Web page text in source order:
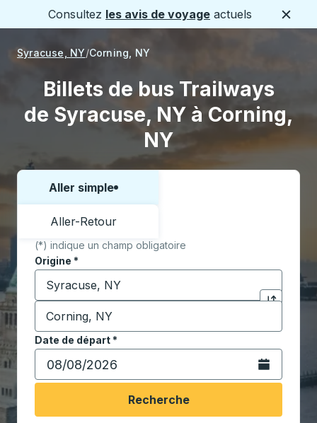
Consultez les avis de voyage actuels
Syracuse, NY Corning, NY
Billets de bus Trailways
de Syracuse, NY à Corning,
NY
Choisissez un sens ou un aller-retour:
Aller simple
Aller-Retour
(*) indique un champ obligatoire
Origine *
Commencez à saisir la ville d'origine pour ouvrir
Cliquez
Destination *
Commencez à saisir la ville de destination pour
Date de départ*
Tapez la date au format date Barre oblique du mois à
Ouvrez le
Recherche